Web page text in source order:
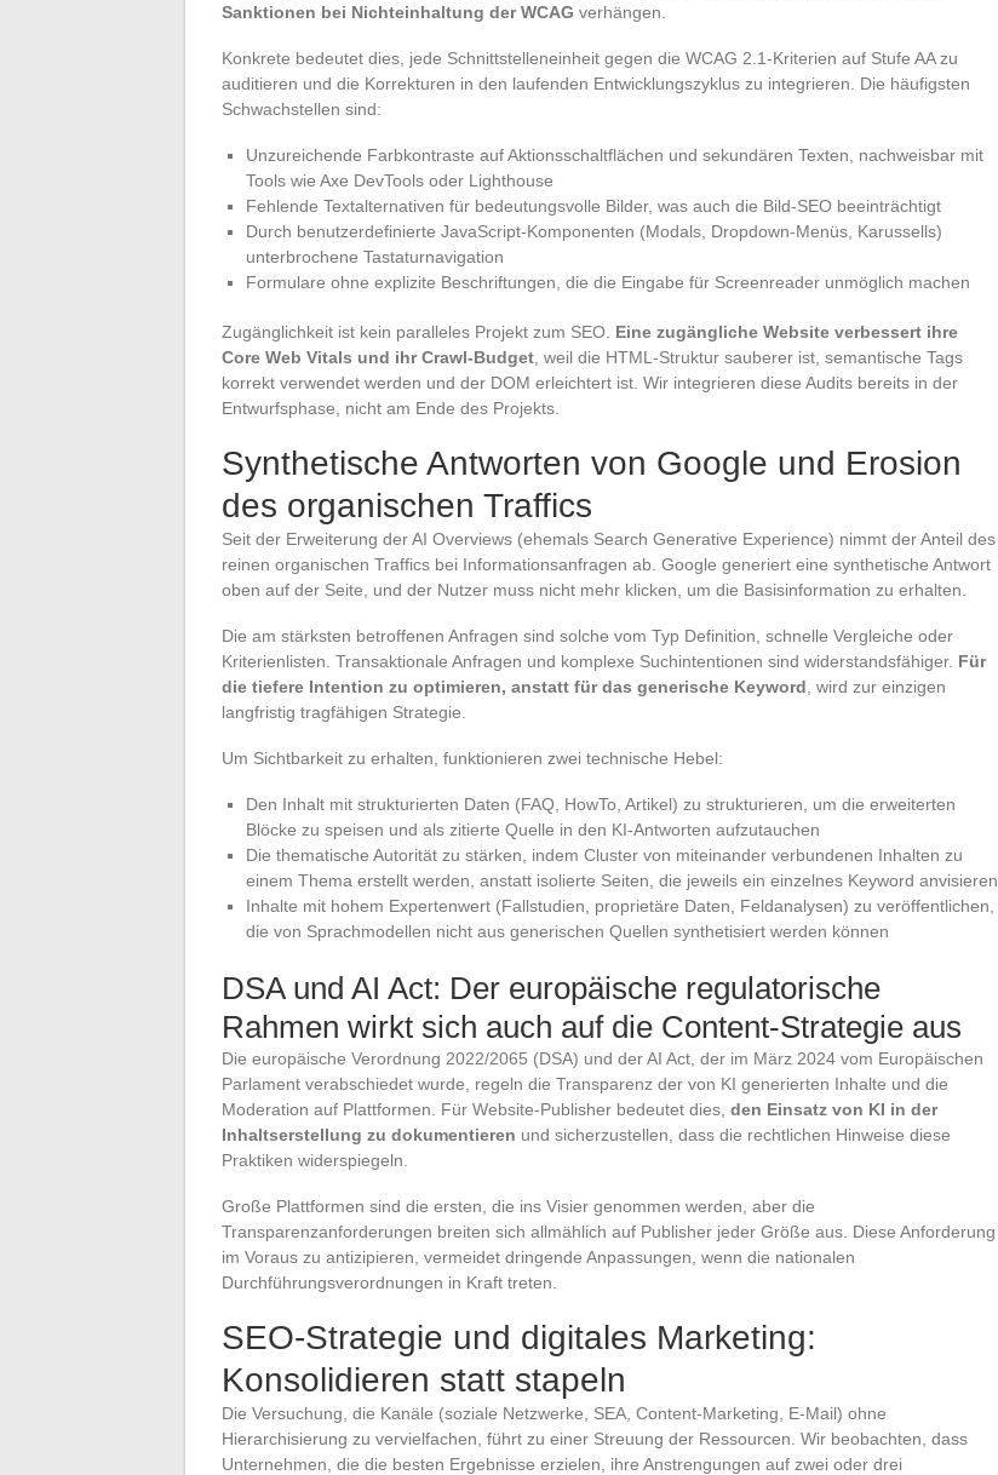
Sanktionen bei Nichteinhaltung der WCAG verhängen.
Konkrete bedeutet dies, jede Schnittstelleneinheit gegen die WCAG 2.1-Kriterien auf Stufe AA zu
auditieren und die Korrekturen in den laufenden Entwicklungszyklus zu integrieren. Die häufigsten
Schwachstellen sind:
Unzureichende Farbkontraste auf Aktionsschaltflächen und sekundären Texten, nachweisbar mit
Tools wie Axe DevTools oder Lighthouse
Fehlende Textalternativen für bedeutungsvolle Bilder, was auch die Bild-SEO beeinträchtigt
Durch benutzerdefinierte JavaScript-Komponenten (Modals, Dropdown-Menüs, Karussells)
unterbrochene Tastaturnavigation
Formulare ohne explizite Beschriftungen, die die Eingabe für Screenreader unmöglich machen
Zugänglichkeit ist kein paralleles Projekt zum SEO. Eine zugängliche Website verbessert ihre
Core Web Vitals und ihr Crawl-Budget , weil die HTML-Struktur sauberer ist, semantische Tags
korrekt verwendet werden und der DOM erleichtert ist. Wir integrieren diese Audits bereits in der
Entwurfsphase, nicht am Ende des Projekts.
Synthetische Antworten von Google und Erosion
des organischen Traffics
Seit der Erweiterung der AI Overviews (ehemals Search Generative Experience) nimmt der Anteil des
reinen organischen Traffics bei Informationsanfragen ab. Google generiert eine synthetische Antwort
oben auf der Seite, und der Nutzer muss nicht mehr klicken, um die Basisinformation zu erhalten.
Die am stärksten betroffenen Anfragen sind solche vom Typ Definition, schnelle Vergleiche oder
Kriterienlisten. Transaktionale Anfragen und komplexe Suchintentionen sind widerstandsfähiger. Für
die tiefere Intention zu optimieren, anstatt für das generische Keyword , wird zur einzigen
langfristig tragfähigen Strategie.
Um Sichtbarkeit zu erhalten, funktionieren zwei technische Hebel:
Den Inhalt mit strukturierten Daten (FAQ, HowTo, Artikel) zu strukturieren, um die erweiterten
Blöcke zu speisen und als zitierte Quelle in den KI-Antworten aufzutauchen
Die thematische Autorität zu stärken, indem Cluster von miteinander verbundenen Inhalten zu
einem Thema erstellt werden, anstatt isolierte Seiten, die jeweils ein einzelnes Keyword anvisieren
Inhalte mit hohem Expertenwert (Fallstudien, proprietäre Daten, Feldanalysen) zu veröffentlichen,
die von Sprachmodellen nicht aus generischen Quellen synthetisiert werden können
DSA und AI Act: Der europäische regulatorische
Rahmen wirkt sich auch auf die Content-Strategie aus
Die europäische Verordnung 2022/2065 (DSA) und der AI Act, der im März 2024 vom Europäischen
Parlament verabschiedet wurde, regeln die Transparenz der von KI generierten Inhalte und die
Moderation auf Plattformen. Für Website-Publisher bedeutet dies, den Einsatz von KI in der
Inhaltserstellung zu dokumentieren und sicherzustellen, dass die rechtlichen Hinweise diese
Praktiken widerspiegeln.
Große Plattformen sind die ersten, die ins Visier genommen werden, aber die
Transparenzanforderungen breiten sich allmählich auf Publisher jeder Größe aus. Diese Anforderung
im Voraus zu antizipieren, vermeidet dringende Anpassungen, wenn die nationalen
Durchführungsverordnungen in Kraft treten.
SEO-Strategie und digitales Marketing:
Konsolidieren statt stapeln
Die Versuchung, die Kanäle (soziale Netzwerke, SEA, Content-Marketing, E-Mail) ohne
Hierarchisierung zu vervielfachen, führt zu einer Streuung der Ressourcen. Wir beobachten, dass
Unternehmen, die die besten Ergebnisse erzielen, ihre Anstrengungen auf zwei oder drei